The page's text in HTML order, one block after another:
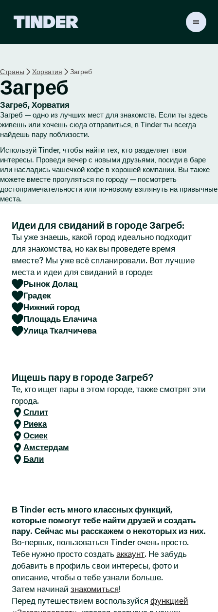
а
р
а
н
ц
а
T
i
n
r
Страны Хорватия Загреб
Загреб
Загреб, Хорватия
Загреб — одно из лучших мест для знакомств. Если ты здесь
живешь или хочешь сюда отправиться, в Tinder ты всегда
найдешь пару поблизости.
Используй Tinder, чтобы найти тех, кто разделяет твои
интересы. Проведи вечер с новыми друзьями, посиди в баре
или насладись чашечкой кофе в хорошей компании. Вы также
можете вместе прогуляться по городу — посмотреть
достопримечательности или по-новому взглянуть на привычные
места.
Идеи для свиданий в городе Загреб:
Ты уже знаешь, какой город идеально подходит
для знакомства, но как вы проведете время
вместе? Мы уже всё спланировали. Вот лучшие
места и идеи для свиданий в городе:
Рынок Долац
Градек
Нижний город
Площадь Елачича
Улица Ткалчичева
Ищешь пару в городе Загреб?
Те, кто ищет пары в этом городе, также смотрят эти
города.
Сплит
Риека
Осиек
Амстердам
Бали
В Tinder есть много классных функций,
которые помогут тебе найти друзей и создать
пару. Сейчас мы расскажем о некоторых из них.
Во-первых, пользоваться Tinder очень просто.
Тебе нужно просто создать аккаунт. Не забудь
добавить в профиль свои интересы, фото и
описание, чтобы о тебе узнали больше.
Затем начинай знакомиться!
Перед путешествием воспользуйся функцией